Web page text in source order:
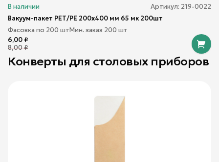
В наличии Артикул: 219-0022
Вакуум-пакет РЕТ/РЕ 200х400 мм 65 мк 200шт
Фасовка по 200 штМин. заказ 200 шт
6,00₽
8,00₽
Конверты для столовых приборов